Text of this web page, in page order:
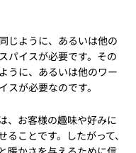
じように、あるいは他の
パイスが必要です。その
うに、あるいは他のワー
が必要なのです。
、お客様の趣味や好みに
ことです。したがって、